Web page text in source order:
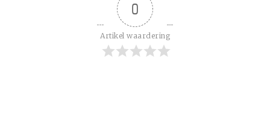
0
Artikel waardering